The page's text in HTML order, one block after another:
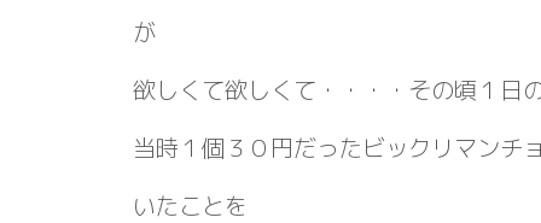
が
欲しくて欲しくて・・・・その頃１日
当時１個３０円だったビックリマンチ
いたことを